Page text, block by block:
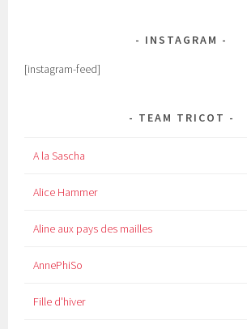
INSTAGRAM
[instagram-feed]
TEAM TRICOT
A la Sascha
Alice Hammer
Aline aux pays des mailles
AnnePhiSo
Fille d'hiver